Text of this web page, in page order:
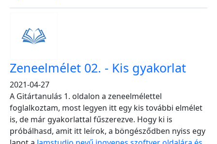
Zeneelmélet 02. - Kis gyakorlat
2021-04-27
A Gitártanulás 1. oldalon a zeneelmélettel
foglalkoztam, most legyen itt egy kis további elmélet
is, de már gyakorlattal fűszerezve. Hogy ki is
próbálhasd, amit itt leírok, a böngésződben nyiss egy